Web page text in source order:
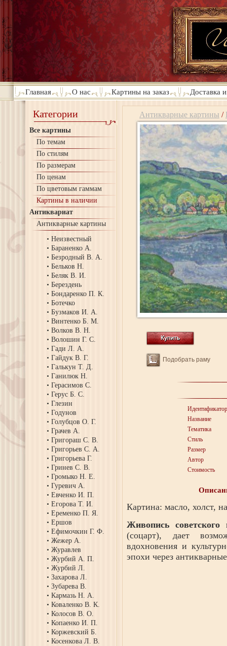
Главная О нас Картины на заказ Доставка
Категории
Все картины
По темам
По стилям
По размерам
По ценам
По цветовым гаммам
Картины в наличии
Антиквариат
Антикварные картины
Неизвестный
Бараненко А.
Безродный В. А.
Бельков Н.
Беляк В. И.
Берездень
Бондаренко П. К.
Ботечко
Бузмаков И. А.
Винтенко Б. М.
Волков В. Н.
Волошин Г. С.
Гади Л. А.
Гайдук В. Г.
Галькун Т. Д.
Ганилюк Н.
Герасимов С.
Герус Б. С.
Глезин
Годунов
Голубцов О. Г.
Грачев А.
Григораш С. В.
Григорьев С. А.
Григорьева Г.
Гринев С. В.
Громыко Н. Е.
Гуревич А.
Евченко И. П.
Егорова Т. И.
Еременко П. Я.
Ершов
Ефимочкин Г. Ф.
Жежер А.
Журавлев
Журбий А. П.
Журбий Л.
Захарова Л.
Зубарева В.
Кармазь Н. А.
Коваленко В. К.
Колосов В. О.
Копаенко И. П.
Коржевский Б.
Косенкова Л. В.
Антикварные картины /
Подобрать раму
Идентификатор
Название
Тематика
Стиль
Размер
Автор
Стоимость
Картина: масло, холст,
Живопись советского
(соцарт), дает
вдохновения и
эпохи через